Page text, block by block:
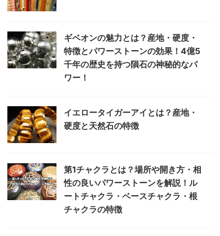
ギベオンの魅力とは？産地・硬度・
特徴とパワーストーンの効果！4億5
千年の歴史を持つ隕石の神秘的なパ
ワー！
イエロータイガーアイとは？産地・
硬度と天然石の特徴
第1チャクラとは？場所や開き方・相
性の良いパワーストーンを解説！ル
ートチャクラ・ベースチャクラ・根
チャクラの特徴